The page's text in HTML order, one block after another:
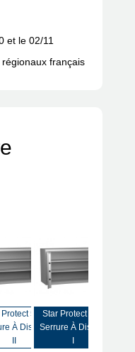
500
Serrure
Star Protect 500
Serrure À Disque
II
et le 02/11
français